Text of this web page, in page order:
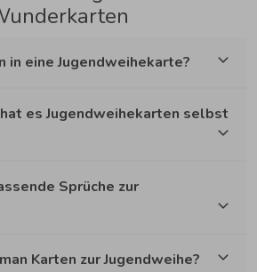
in eine Jugendweihekarte?
es Jugendweihekarten selbst
Sprüche zur
Karten zur Jugendweihe?